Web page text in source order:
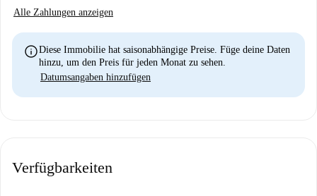
Alle Zahlungen anzeigen
infoDiese Immobilie hat saisonabhängige Preise. Füge deine Daten
hinzu, um den Preis für jeden Monat zu sehen.
Datumsangaben hinzufügen
Verfügbarkeiten